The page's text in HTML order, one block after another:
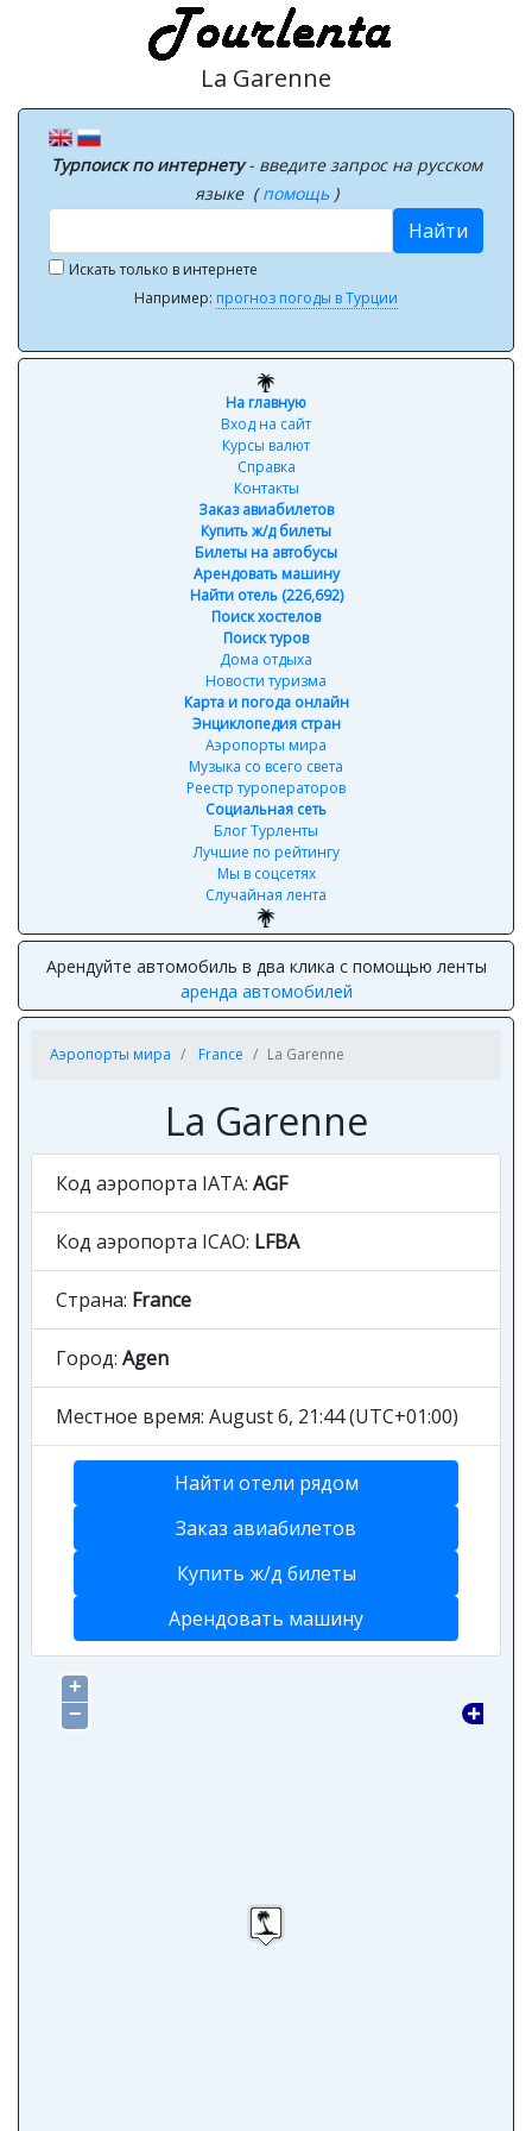
La Garenne
Турпоиск по интернету- введите запрос на русском
языке (помощь )
Найти
Искать только в интернете
Например: прогноз погоды в Турции
На главную
Вход на сайт
Курсы валют
Справка
Контакты
Заказ авиабилетов
Купить ж/д билеты
Билеты на автобусы
Арендовать машину
Найти отель (226,692)
Поиск хостелов
Поиск туров
Дома отдыха
Новости туризма
Карта и погода онлайн
Энциклопедия стран
Аэропорты мира
Музыка со всего света
Реестр туроператоров
Социальная сеть
Блог Турленты
Лучшие по рейтингу
Мы в соцсетях
Случайная лента
Арендуйте автомобиль в два клика с помощью ленты
аренда автомобилей
Аэропорты мира France La Garenne
La Garenne
Код аэропорта IATA: AGF
Код аэропорта ICAO: LFBA
Страна: France
Город: Agen
Местное время: August 6, 21:44 (UTC+01:00)
Найти отели рядом
Заказ авиабилетов
Купить ж/д билеты
Арендовать машину
+
−